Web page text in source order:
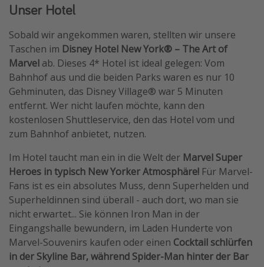
Unser Hotel
Sobald wir angekommen waren, stellten wir unsere
Taschen im Disney Hotel New York® – The Art of
Marvel ab. Dieses 4* Hotel ist ideal gelegen: Vom
Bahnhof aus und die beiden Parks waren es nur 10
Gehminuten, das Disney Village® war 5 Minuten
entfernt. Wer nicht laufen möchte, kann den
kostenlosen Shuttleservice, den das Hotel vom und
zum Bahnhof anbietet, nutzen.
Im Hotel taucht man ein in die Welt der Marvel Super
Heroes in typisch New Yorker Atmosphäre! Für Marvel-
Fans ist es ein absolutes Muss, denn Superhelden und
Superheldinnen sind überall - auch dort, wo man sie
nicht erwartet... Sie können Iron Man in der
Eingangshalle bewundern, im Laden Hunderte von
Marvel-Souvenirs kaufen oder einen Cocktail schlürfen
in der Skyline Bar, während Spider-Man hinter der Bar